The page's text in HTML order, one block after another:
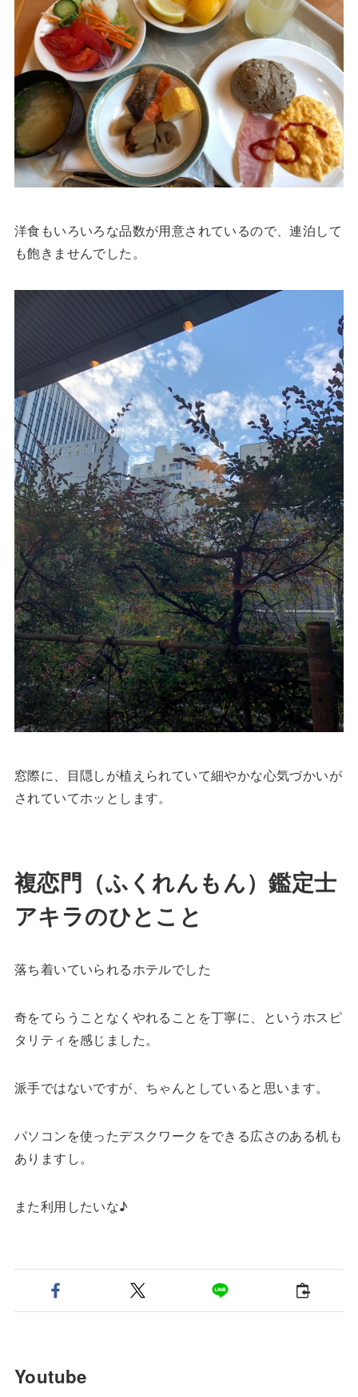
洋食もいろいろな品数が用意されているので、連泊して
も飽きませんでした。
窓際に、目隠しが植えられていて細やかな心気づかいが
されていてホッとします。
複恋門（ふくれんもん）鑑定士
アキラのひとこと
落ち着いていられるホテルでした
奇をてらうことなくやれることを丁寧に、というホスピ
タリティを感じました。
派手ではないですが、ちゃんとしていると思います。
パソコンを使ったデスクワークをできる広さのある机も
ありますし。
また利用したいな♪
Youtube